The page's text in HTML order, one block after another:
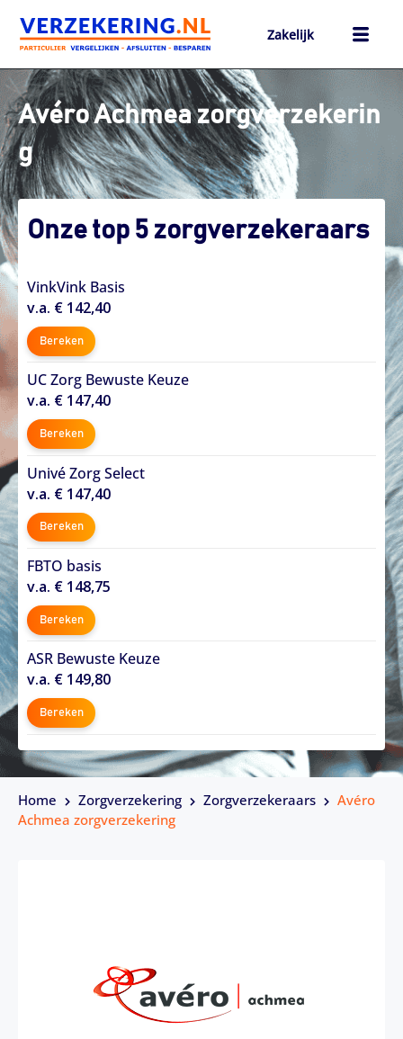
naar
inhoud
Zakelijk
Avéro Achmea zorgverzekerin
g
Onze top 5 zorgverzekeraars
VinkVink Basis
v.a. € 142,40
Bereken
UC Zorg Bewuste Keuze
v.a. € 147,40
Bereken
Univé Zorg Select
v.a. € 147,40
Bereken
FBTO basis
v.a. € 148,75
Bereken
ASR Bewuste Keuze
v.a. € 149,80
Bereken
Home Zorgverzekering Zorgverzekeraars
Avéro
Achmea zorgverzekering